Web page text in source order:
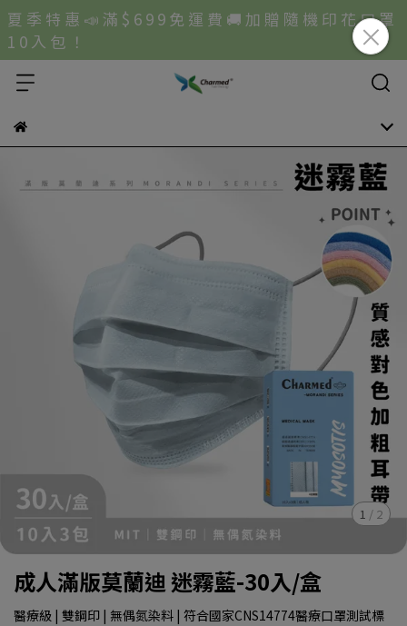
夏 季 特 惠 📣 滿 $ 6 9 9 免 運 費 🚚 加 贈 隨 機 印 花 口 罩
1 0 入 包 ！
1 / 2
成人滿版莫蘭迪 迷霧藍-30入/盒
醫療級 | 雙鋼印 | 無偶氮染料 | 符合國家CNS14774醫療口罩測試標